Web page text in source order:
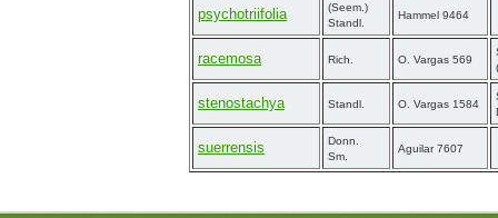
psychotriifolia
(Seem.)
Standl.
Hammel 9464
racemosa Rich. O. Vargas 569
stenostachya Standl. O. Vargas 1584
suerrensis
Donn.
Sm.
Aguilar 7607